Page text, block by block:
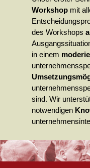
Workshopmit
des Workshops
in einem
sind. Wir
notwendigen